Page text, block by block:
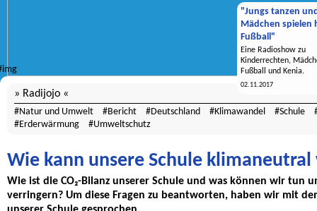
"Jungs tanzen
Mädchen spielen
Fußball"
Eine Radioshow zu
Kinderrechten,
Fußball und Kenia.
02.11.2017
Radijojo
Natur und Umwelt Bericht Deutschland Klimawandel
Schule
Erderwärmung
Umweltschutz
Wie kann unsere Schule klimaneutral
Wie ist die CO₂-Bilanz unserer Schule und was können wir tun
verringern? Um diese Fragen zu beantworten, haben wir mit